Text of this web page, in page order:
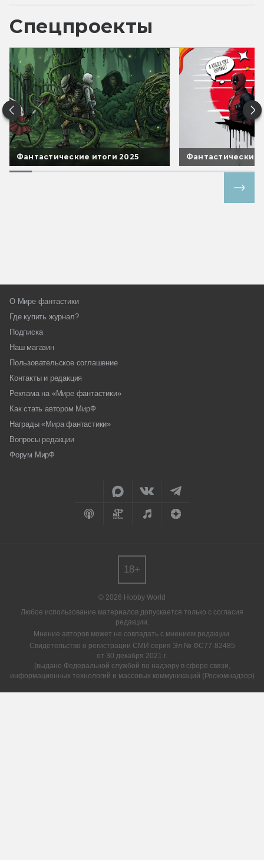
Спецпроекты
Фантастические итоги 2025 Фантастические
О Мире фантастики
Где купить журнал?
Подписка
Наш магазин
Пользовательское соглашение
Контакты и редакция
Реклама на «Мире фантастики»
Как стать автором МирФ
Награды «Мира фантастики»
Вопросы редакции
Форум МирФ
© 2026 Hobby World
Любое использование материалов допускается только с согласия
редакции.
Мнение авторов может не совпадать с мнением редакции.
Свидетельство о регистрации СМИ серия Эл № ФС77-82485
от 30 декабря 2021 г.
(выдано Федеральной службой по надзору в сфере связи,
информационных технологий и массовых коммуникаций (Роскомнадзор)
18+